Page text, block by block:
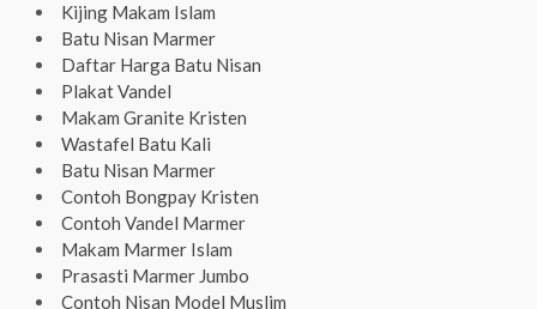
Kijing Makam Islam
Batu Nisan Marmer
Daftar Harga Batu Nisan
Plakat Vandel
Makam Granite Kristen
Wastafel Batu Kali
Batu Nisan Marmer
Contoh Bongpay Kristen
Contoh Vandel Marmer
Makam Marmer Islam
Prasasti Marmer Jumbo
Contoh Nisan Model Muslim